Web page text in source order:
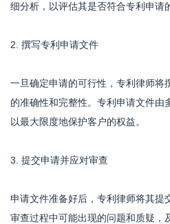
细分析，以评估其是否符合专利申请
2. 撰写专利申请文件
一旦确定申请的可行性，专利律师将
的准确性和完整性。专利申请文件
以最大限度地保护客户的权益。
3. 提交申请并应对审查
申请文件准备好后，专利律师将其提
审查过程中可能出现的问题和质疑，